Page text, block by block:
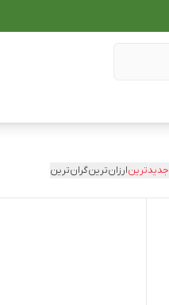
جدیدترینارزان‌ترینگران‌ترین